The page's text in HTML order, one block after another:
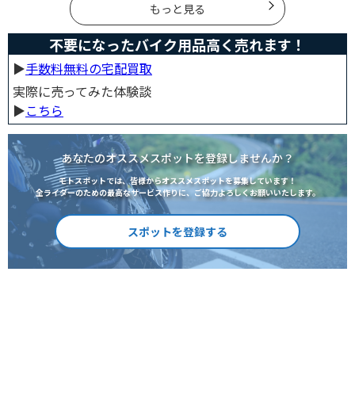
さい。もっと見る
不要になったバイク用品高く売れます！
▶︎手数料無料の宅配買取
実際に売ってみた体験談
▶︎こちら
あなたのオススメスポットを登録しませんか？
モトスポットでは、皆様からオススメスポットを募集しています！
全ライダーのための最高なサービス作りに、ご協力よろしくお願いいたします。
スポットを登録する